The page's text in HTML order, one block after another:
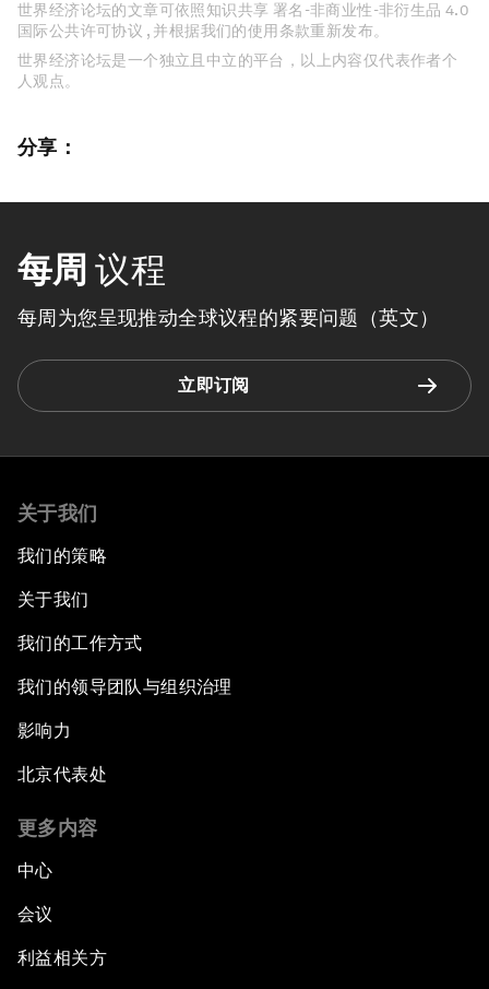
世界经济论坛的文章可依照知识共享 署名-非商业性-非衍生品 4.0
国际公共许可协议 , 并根据我们的使用条款重新发布。
世界经济论坛是一个独立且中立的平台，以上内容仅代表作者个
人观点。
分享：
每周 议程
每周为您呈现推动全球议程的紧要问题（英文）
立即订阅
关于我们
我们的策略
关于我们
我们的工作方式
我们的领导团队与组织治理
影响力
北京代表处
更多内容
中心
会议
利益相关方